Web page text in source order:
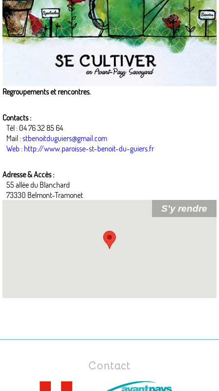
Regroupements et rencontres.
Contacts :
Tél : 04 76 32 85 64
Mail :stbenoitduguiers@gmail.com
Web : http://www.paroisse-st-benoit-du-guiers.fr
Adresse & Accès :
55 allée du Blanchard
73330 Belmont-Tramonet
Contact